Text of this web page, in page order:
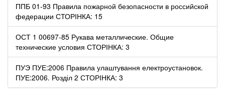
ППБ 01-93 Правила пожарной безопасности в российской
федерации СТОРІНКА: 15
ОСТ 1 00697-85 Рукава металлические. Общие
технические условия СТОРІНКА: 3
ПУЭ ПУЕ:2006 Правила улаштування електроустановок.
ПУЕ:2006. Розділ 2 СТОРІНКА: 3